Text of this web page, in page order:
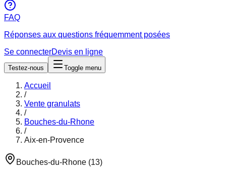
FAQ
Réponses aux questions fréquemment posées
Se connecterDevis en ligne
Testez-nous Toggle menu
Accueil
/
Vente granulats
/
Bouches-du-Rhone
/
Aix-en-Provence
Bouches-du-Rhone (13)